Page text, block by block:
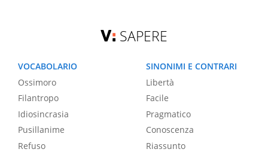
SAPERE
VOCABOLARIO
Ossimoro
Filantropo
Idiosincrasia
Pusillanime
Refuso
SINONIMI E CONTRARI
Libertà
Facile
Pragmatico
Conoscenza
Riassunto